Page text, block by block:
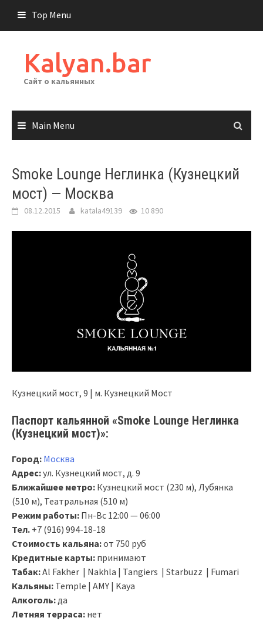
content
Top Menu
Kalyan.bar
Сайт о кальянных
Main Menu
Smoke Lounge Неглинка (Кузнецкий
мост) — Москва
08.12.2015 katala49139 10 890
Кузнецкий мост, 9 | м. Кузнецкий Мост
Паспорт кальянной «Smoke Lounge Неглинка
(Кузнецкий мост)»:
Город: Москва
Адрес:ул. Кузнецкий мост, д. 9
Ближайшее метро: Кузнецкий мост (230 м), Лубянка
(510 м), Театральная (510 м)
Режим работы: Пн-Вс 12:00 — 06:00
Тел. +7 (916) 994-18-18
Стоимость кальяна:от 750 руб
Кредитные карты: принимают
Табак:Al Fakher | Nakhla | Tangiers | Starbuzz | Fumari
Кальяны: Temple | AMY | Kaya
Алкоголь: да
Летняя терраса: нет